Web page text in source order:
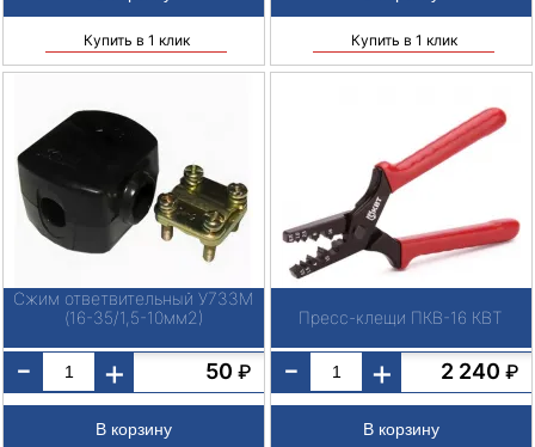
Купить в 1 клик Купить в 1 клик
Сжим ответвительный У733М
(16-35/1,5-10мм2)
- + 50 ₽
Пресс-клещи ПКВ-16 КВТ
- + 2 240 ₽